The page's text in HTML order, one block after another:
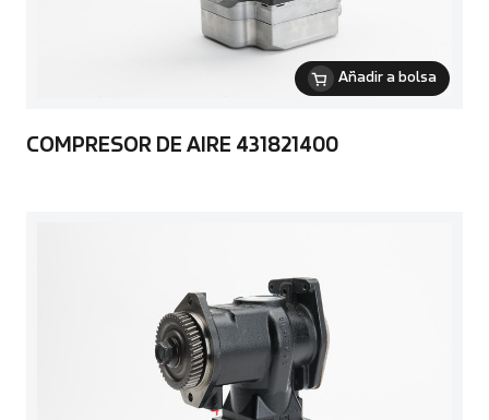
Añadir a bolsa
COMPRESOR DE AIRE 431821400